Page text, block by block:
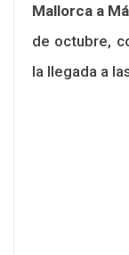
Mallorca a
de octubre,
la llegada a